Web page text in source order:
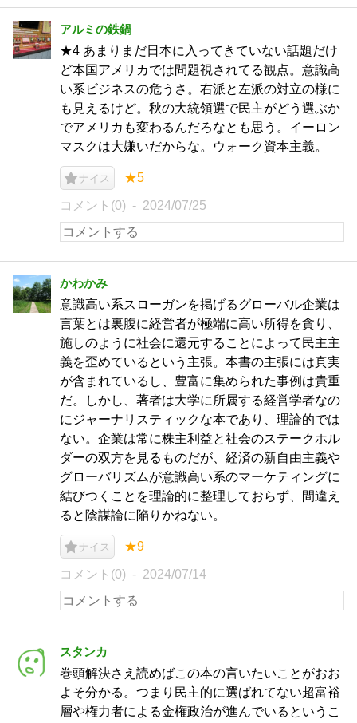
アルミの鉄鍋
★4 あまりまだ日本に入ってきていない話題だけ
ど本国アメリカでは問題視されてる観点。意識高
い系ビジネスの危うさ。右派と左派の対立の様に
も見えるけど。秋の大統領選で民主がどう選ぶか
でアメリカも変わるんだろなとも思う。イーロン
マスクは大嫌いだからな。ウォーク資本主義。
ナイス ★5
コメント(0) 2024/07/25
かわかみ
意識高い系スローガンを掲げるグローバル企業は
言葉とは裏腹に経営者が極端に高い所得を貪り、
施しのように社会に還元することによって民主主
義を歪めているという主張。本書の主張には真実
が含まれているし、豊富に集められた事例は貴重
だ。しかし、著者は大学に所属する経営学者なの
にジャーナリスティックな本であり、理論的では
ない。企業は常に株主利益と社会のステークホル
ダーの双方を見るものだが、経済の新自由主義や
グローバリズムが意識高い系のマーケティングに
結びつくことを理論的に整理しておらず、間違え
ると陰謀論に陥りかねない。
ナイス ★9
コメント(0) 2024/07/14
スタンカ
巻頭解決さえ読めばこの本の言いたいことがおお
よそ分かる。つまり民主的に選ばれてない超富裕
層や権力者による金権政治が進んでいるというこ